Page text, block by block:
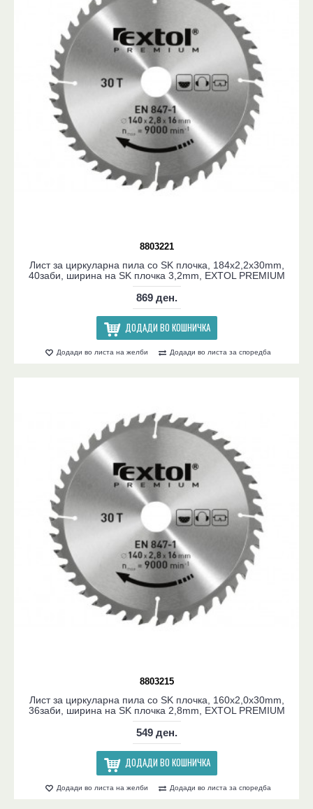
8803221
Лист за циркуларна пила со SK плочка, 184x2,2x30mm,
40заби, ширина на SK плочка 3,2mm, EXTOL PREMIUM
869 ден.
ДОДАДИ ВО КОШНИЧКА
Додади во листа на желби Додади во листа за споредба
8803215
Лист за циркуларна пила со SK плочка, 160x2,0x30mm,
36заби, ширина на SK плочка 2,8mm, EXTOL PREMIUM
549 ден.
ДОДАДИ ВО КОШНИЧКА
Додади во листа на желби Додади во листа за споредба